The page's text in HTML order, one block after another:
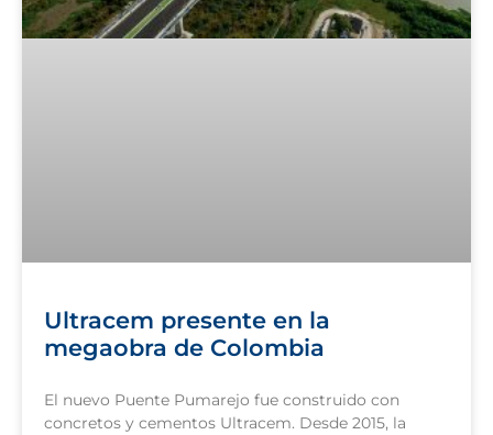
Ultracem presente en la
megaobra de Colombia
El nuevo Puente Pumarejo fue construido con
concretos y cementos Ultracem. Desde 2015, la